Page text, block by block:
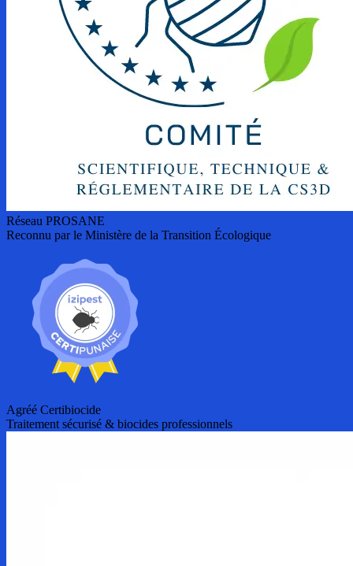
Réseau PROSANE
Reconnu par le Ministère de la Transition Écologique
Agréé Certibiocide
Traitement sécurisé & biocides professionnels